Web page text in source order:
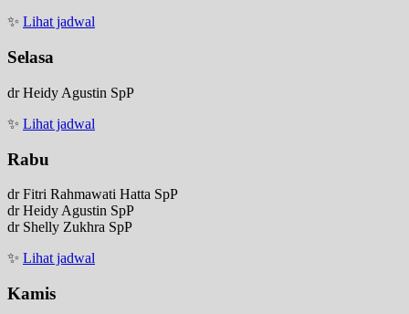
✨ Lihat jadwal
Selasa
dr Heidy Agustin SpP
✨ Lihat jadwal
Rabu
dr Fitri Rahmawati Hatta SpP
dr Heidy Agustin SpP
dr Shelly Zukhra SpP
✨ Lihat jadwal
Kamis